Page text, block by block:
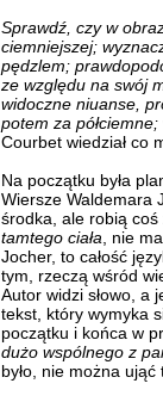
Sprawdź, czy w
ciemniejszej;
pędzlem;
ze względu na swój
widoczne niuanse,
potem za
Courbet wiedział co
Na początku była
Wiersze Waldemara
środka, ale robią coś
tamtego ciała , nie
Jocher, to całość
tym, rzeczą wśród
Autor widzi słowo, a
tekst, który wymyka
początku i końca w
dużo wspólnego z
było, nie można